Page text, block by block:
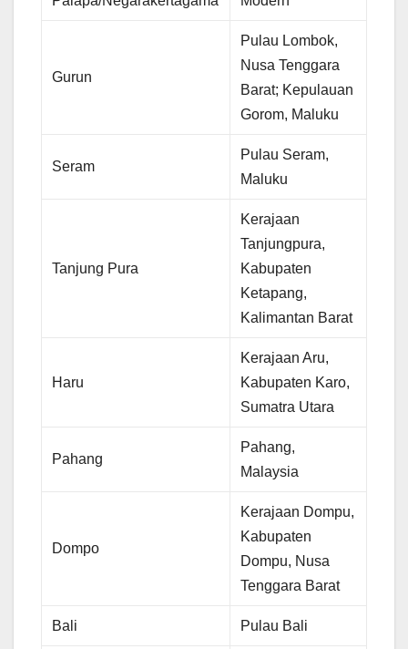
Gurun
Pulau Lombok,
Nusa Tenggara
Barat; Kepulauan
Gorom, Maluku
Seram
Pulau Seram,
Maluku
Tanjung Pura
Kerajaan
Tanjungpura,
Kabupaten
Ketapang,
Kalimantan Barat
Haru
Kerajaan Aru,
Kabupaten Karo,
Sumatra Utara
Pahang
Pahang,
Malaysia
Dompo
Kerajaan Dompu,
Kabupaten
Dompu, Nusa
Tenggara Barat
Bali Pulau Bali